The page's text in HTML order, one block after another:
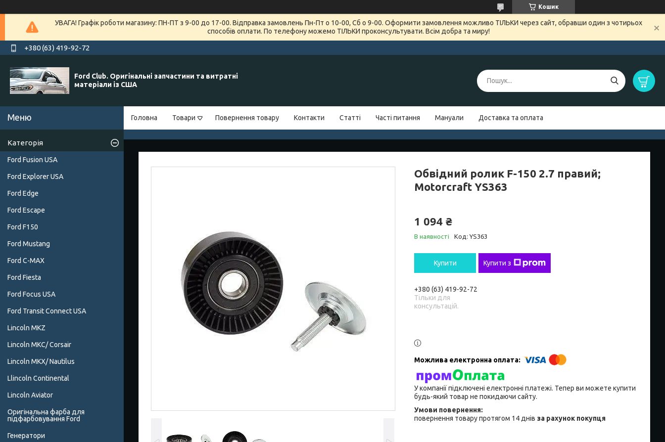
Кошик
УВАГА! Графік роботи магазину: ПН-ПТ з 9-00 до 17-00. Відправка замовлень Пн-Пт о 10-00, Сб о 9-00. Оформити замовлення можливо ТІЛЬКИ через сайт, обравши один з чотирьох
способів оплати. По телефону можемо ТІЛЬКИ проконсультувати. Всім добра та миру!
+380 (63) 419-92-72
Ford Club. Оригінальні запчастини та витратні
матеріали із США
Головна Товари Повернення товару Контакти Статті Часті питання Мануали Доставка та оплата
Обвідний ролик F-150 2.7 правий;
Motorcraft YS363
1 094 ₴
В наявності Код:YS363
Купити Купити з
+380 (63) 419-92-72
Тільки для
консультацій.
У компанії підключені електронні платежі. Тепер ви можете купити
будь-який товар не покидаючи сайту.
повернення товару протягом 14 днів за рахунок покупця
Категорія
Ford Fusion USA
Ford Explorer USA
Ford Edge
Ford Escape
Ford F150
Ford Mustang
Ford C-MAX
Ford Fiesta
Ford Focus USA
Ford Transit Connect USA
Lincoln MKZ
Lincoln MKC/ Corsair
Lincoln MKX/ Nautilus
Llincoln Continental
Lincoln Aviator
Оригінальна фарба для
підфарбовування Ford
Генератори